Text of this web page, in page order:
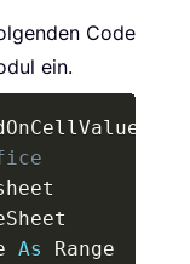
Code
ein.
As Range
Copy